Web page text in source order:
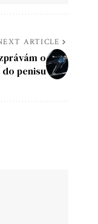
ARTICLE
o
penisu